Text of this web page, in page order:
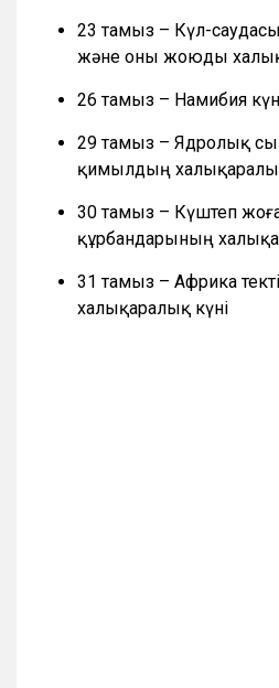
23 тамыз – Күл-
және оны жоюды
26 тамыз – Намибия
29 тамыз – Ядролық
қимылдың
30 тамыз – Күштеп
құрбандарының
31 тамыз – Африка
халықаралық күні